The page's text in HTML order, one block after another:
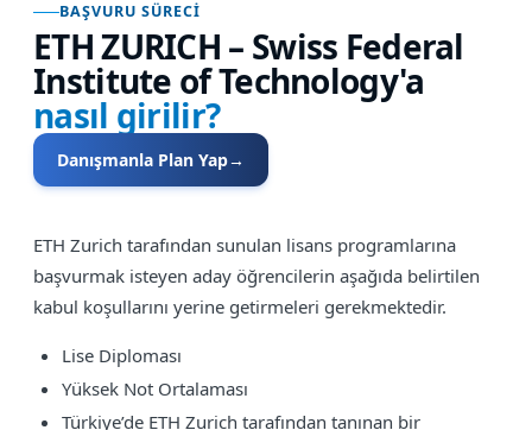
BAŞVURU SÜRECI
ETH ZURICH – Swiss Federal
Institute of Technology'a
nasıl girilir?
Danışmanla Plan Yap→
ETH Zurich tarafından sunulan lisans programlarına
başvurmak isteyen aday öğrencilerin aşağıda belirtilen
kabul koşullarını yerine getirmeleri gerekmektedir.
Lise Diploması
Yüksek Not Ortalaması
Türkiye’de ETH Zurich tarafından tanınan bir